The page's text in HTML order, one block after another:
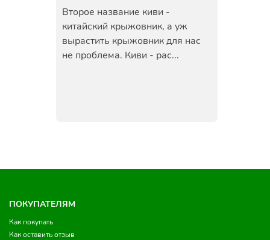
Второе название киви -
китайский крыжовник, а уж
вырастить крыжовник для нас
не проблема. Киви - рас...
ПОКУПАТЕЛЯМ
Как покупать
Как оставить отзыв